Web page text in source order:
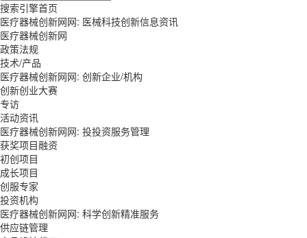
搜索引擎首页
医疗器械创新网网: 医械科技创新信息资讯
医疗器械创新网
政策法规
技术/产品
医疗器械创新网网: 创新企业/机构
创新创业大赛
专访
活动资讯
医疗器械创新网网: 投投资服务管理
获奖项目融资
初创项目
成长项目
创服专家
投资机构
医疗器械创新网网: 科学创新精准服务
供应链管理